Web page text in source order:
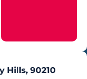
Hills, 90210